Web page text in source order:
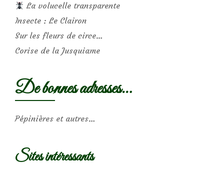
La volucelle transparente
Insecte : Le Clairon
Sur les fleurs de circe…
Corise de la Jusquiame
De bonnes adresses…
Pépinières et autres…
Sites intéressants